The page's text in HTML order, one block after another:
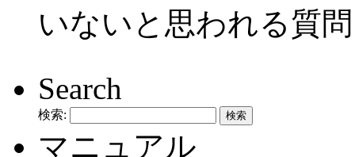
いないと思われる質
Search
検索:
マニュアル